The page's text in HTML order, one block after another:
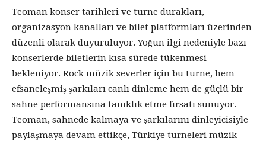
Teoman konser tarihleri ve turne durakları,
organizasyon kanalları ve bilet platformları üzerinden
düzenli olarak duyuruluyor. Yoğun ilgi nedeniyle bazı
konserlerde biletlerin kısa sürede tükenmesi
bekleniyor. Rock müzik severler için bu turne, hem
efsaneleşmiş şarkıları canlı dinleme hem de güçlü bir
sahne performansına tanıklık etme fırsatı sunuyor.
Teoman, sahnede kalmaya ve şarkılarını dinleyicisiyle
paylaşmaya devam ettikçe, Türkiye turneleri müzik